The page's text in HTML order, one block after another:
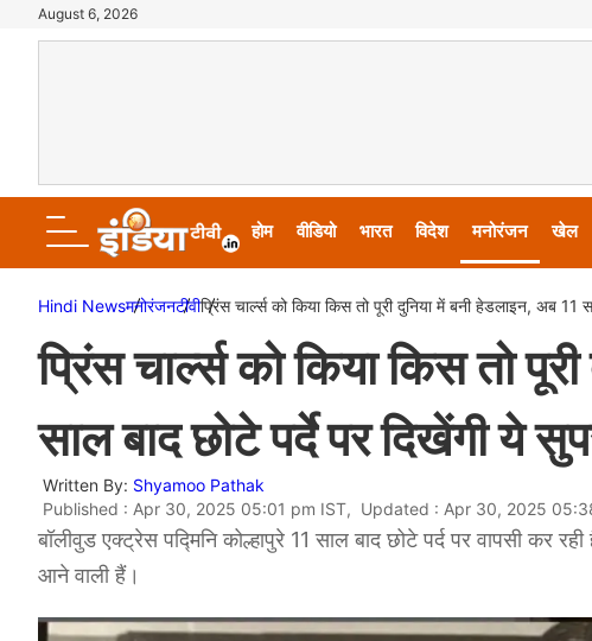
August 6, 2026
होम वीडियो भारत विदेश मनोरंजन खेल
Hindi Newsमनोरंजनटीवीप्रिंस चार्ल्स को किया किस तो पूरी दुनिया में बनी हेडलाइन, अब 11
प्रिंस चार्ल्स को किया किस तो
साल बाद छोटे पर्दे पर दिखेंगी ये
Written By: Shyamoo Pathak
Published : Apr 30, 2025 05:01 pm IST, Updated : Apr 30, 2025
बॉलीवुड एक्ट्रेस पद्मिनि कोल्हापुरे 11 साल बाद छोटे पर्द पर वापसी कर
आने वाली हैं।